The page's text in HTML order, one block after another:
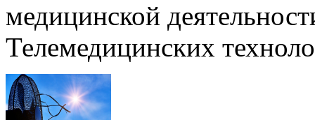
медицинской
Телемедицинских